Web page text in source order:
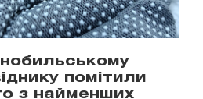
помітили
з найменших